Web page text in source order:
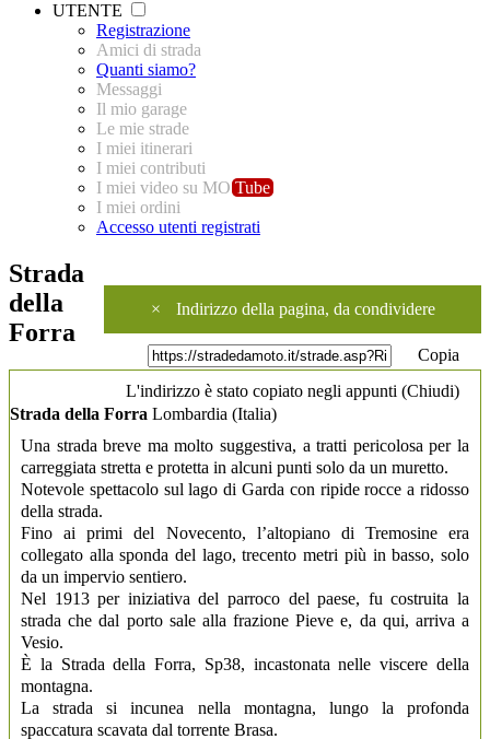
UTENTE
Registrazione
Amici di strada
Quanti siamo?
Messaggi
Il mio garage
Le mie strade
I miei itinerari
I miei contributi
I miei video su MO Tube
I miei ordini
Accesso utenti registrati
× Indirizzo della pagina, da condividere
Copia
L'indirizzo è stato copiato negli appunti (Chiudi)
Strada
della
Forra
Strada della Forra Lombardia (Italia)
Una strada breve ma molto suggestiva, a tratti pericolosa per la
carreggiata stretta e protetta in alcuni punti solo da un muretto.
Notevole spettacolo sul lago di Garda con ripide rocce a ridosso
della strada.
Fino ai primi del Novecento, l’altopiano di Tremosine era
collegato alla sponda del lago, trecento metri più in basso, solo
da un impervio sentiero.
Nel 1913 per iniziativa del parroco del paese, fu costruita la
strada che dal porto sale alla frazione Pieve e, da qui, arriva a
Vesio.
È la Strada della Forra, Sp38, incastonata nelle viscere della
montagna.
La strada si incunea nella montagna, lungo la profonda
spaccatura scavata dal torrente Brasa.